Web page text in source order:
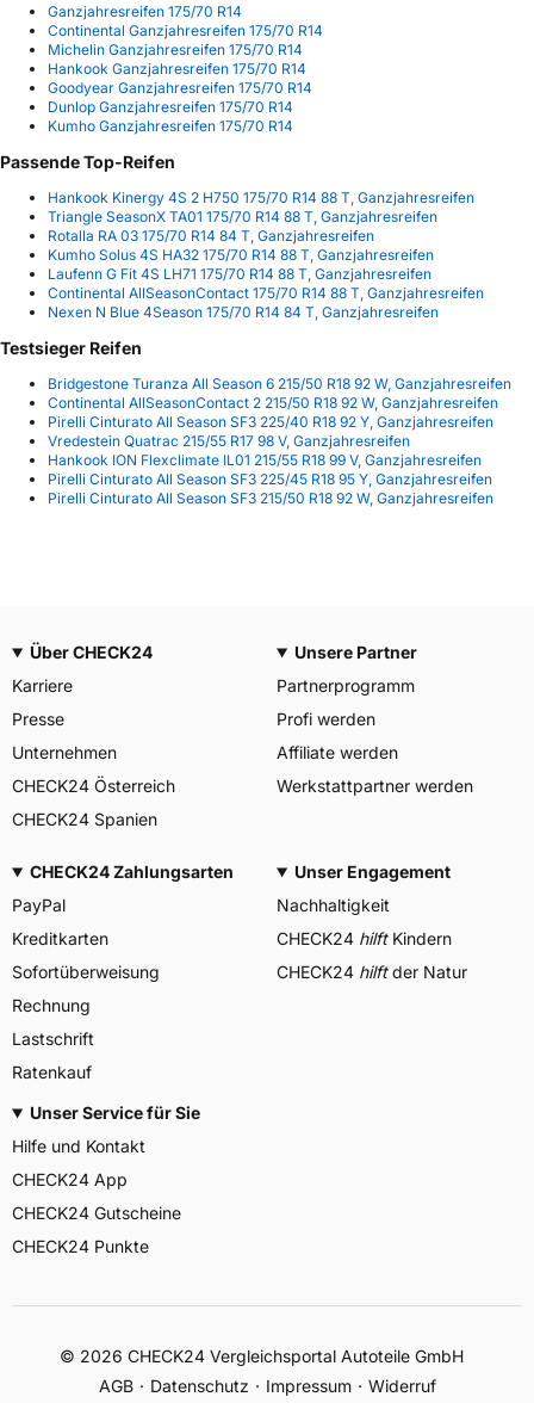
Ganzjahresreifen 175/70 R14
Continental Ganzjahresreifen 175/70 R14
Michelin Ganzjahresreifen 175/70 R14
Hankook Ganzjahresreifen 175/70 R14
Goodyear Ganzjahresreifen 175/70 R14
Dunlop Ganzjahresreifen 175/70 R14
Kumho Ganzjahresreifen 175/70 R14
Passende Top-Reifen
Hankook Kinergy 4S 2 H750 175/70 R14 88 T, Ganzjahresreifen
Triangle SeasonX TA01 175/70 R14 88 T, Ganzjahresreifen
Rotalla RA 03 175/70 R14 84 T, Ganzjahresreifen
Kumho Solus 4S HA32 175/70 R14 88 T, Ganzjahresreifen
Laufenn G Fit 4S LH71 175/70 R14 88 T, Ganzjahresreifen
Continental AllSeasonContact 175/70 R14 88 T, Ganzjahresreifen
Nexen N Blue 4Season 175/70 R14 84 T, Ganzjahresreifen
Testsieger Reifen
Bridgestone Turanza All Season 6 215/50 R18 92 W, Ganzjahresreifen
Continental AllSeasonContact 2 215/50 R18 92 W, Ganzjahresreifen
Pirelli Cinturato All Season SF3 225/40 R18 92 Y, Ganzjahresreifen
Vredestein Quatrac 215/55 R17 98 V, Ganzjahresreifen
Hankook ION Flexclimate IL01 215/55 R18 99 V, Ganzjahresreifen
Pirelli Cinturato All Season SF3 225/45 R18 95 Y, Ganzjahresreifen
Pirelli Cinturato All Season SF3 215/50 R18 92 W, Ganzjahresreifen
Über CHECK24
Karriere
Presse
Unternehmen
CHECK24 Österreich
CHECK24 Spanien
Unsere Partner
Partnerprogramm
Profi werden
Affiliate werden
Werkstattpartner werden
CHECK24 Zahlungsarten
PayPal
Kreditkarten
Sofortüberweisung
Rechnung
Lastschrift
Ratenkauf
Unser Engagement
Nachhaltigkeit
CHECK24 hilftKindern
CHECK24 hilftder Natur
Unser Service für Sie
Hilfe und Kontakt
CHECK24 App
CHECK24 Gutscheine
CHECK24 Punkte
© 2026 CHECK24 Vergleichsportal Autoteile GmbH
AGB
Datenschutz Impressum Widerruf